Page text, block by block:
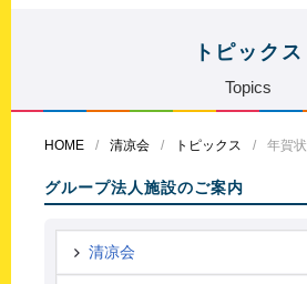
トピックス
Topics
HOME 清凉会 トピックス 年賀状
グループ法人施設のご案内
清凉会